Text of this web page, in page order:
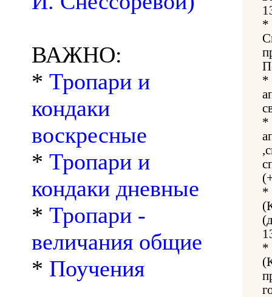
ВАЖНО:
* Тропари и
кондаки
воскресные
* Тропари и
кондаки дневные
* Тропари -
величания общие
* Поучения
*
*
*
*
*